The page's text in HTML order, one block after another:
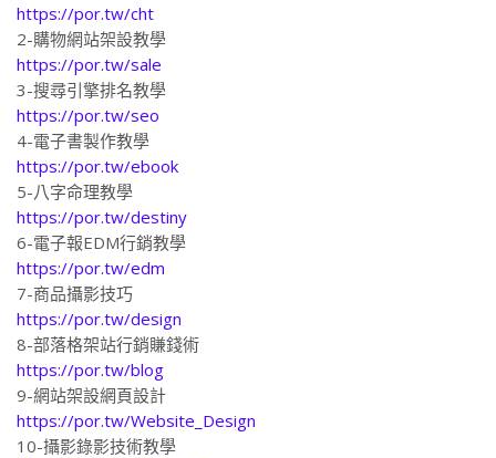
https://por.tw/cht
2-購物網站架設教學
https://por.tw/sale
3-搜尋引擎排名教學
https://por.tw/seo
4-電子書製作教學
https://por.tw/ebook
5-八字命理教學
https://por.tw/destiny
6-電子報EDM行銷教學
https://por.tw/edm
7-商品攝影技巧
https://por.tw/design
8-部落格架站行銷賺錢術
https://por.tw/blog
9-網站架設網頁設計
https://por.tw/Website_Design
10-攝影錄影技術教學